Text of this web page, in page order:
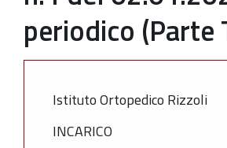
periodico (Parte
Istituto Ortopedico Rizzoli
INCARICO